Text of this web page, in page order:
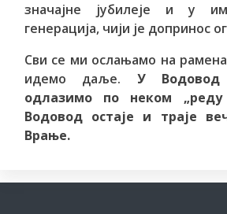
значајне јубилеје и у
генерација, чији је допринос
Сви се ми ослањамо на
идемо даље. У
одлазимо по неком
Водовод остаје и траје
Врање.